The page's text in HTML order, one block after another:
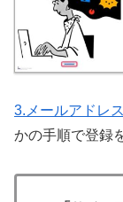
3.メールアドレ
かの手順で登録